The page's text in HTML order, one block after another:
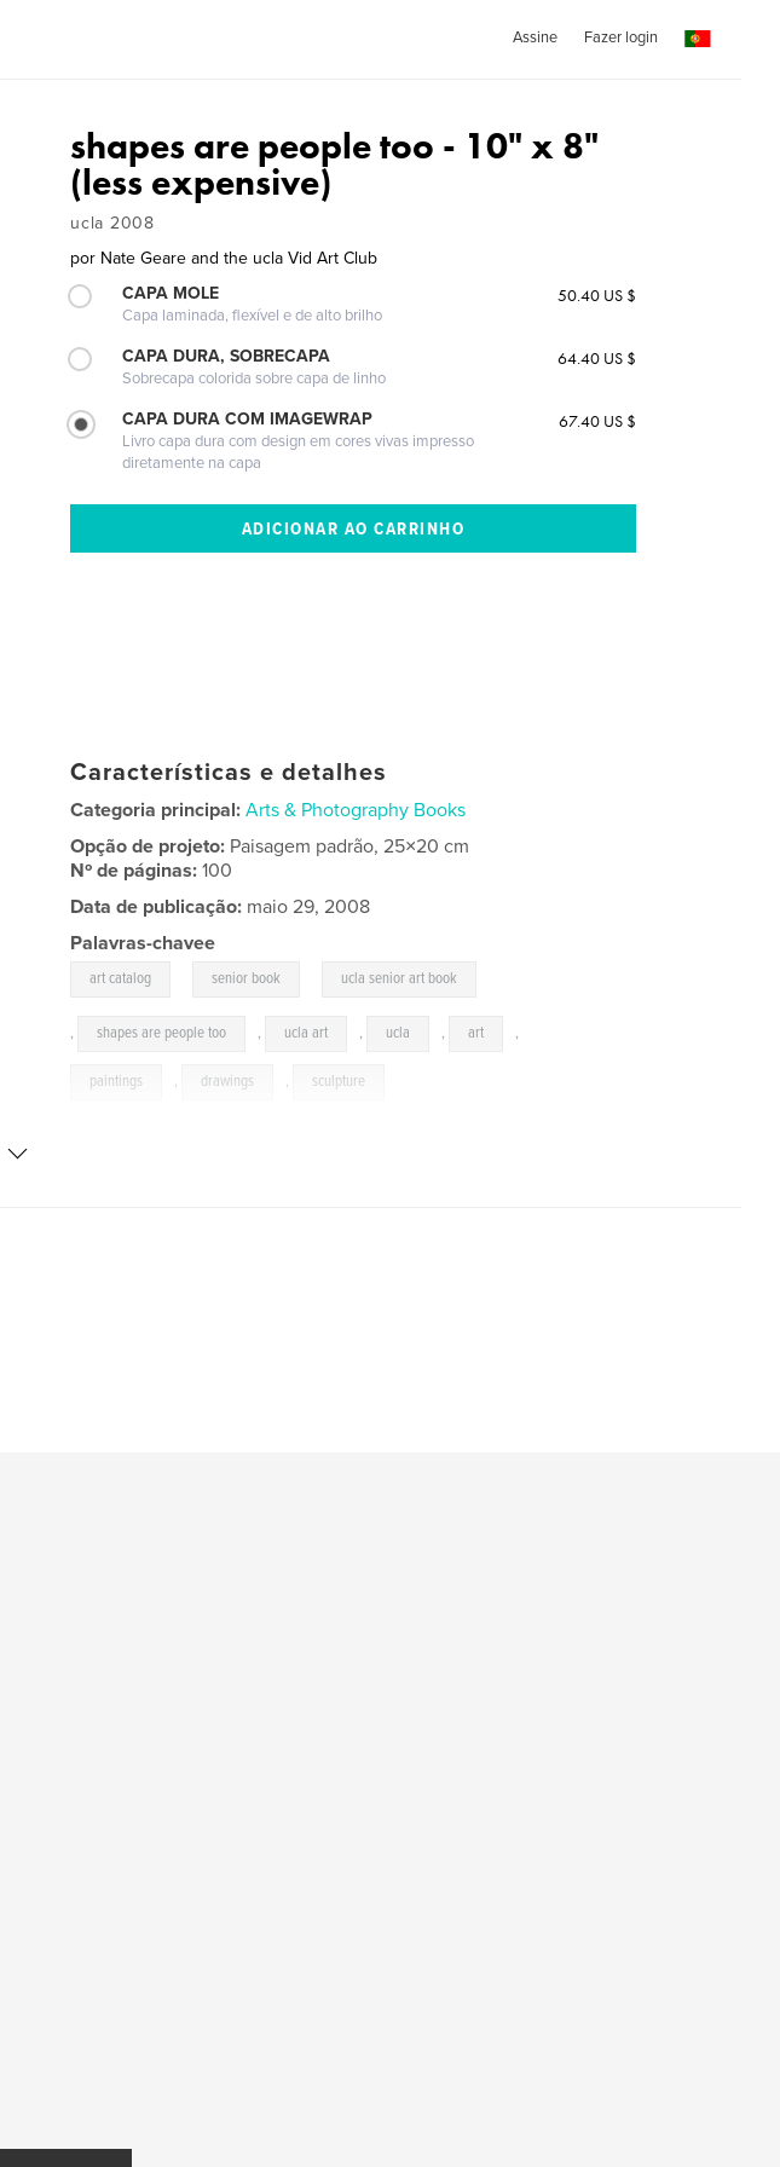
Assine Fazer login
shapes are people too - 10" x 8"
(less expensive)
ucla 2008
por Nate Geare and the ucla Vid Art Club
CAPA MOLE
Capa laminada, flexível e de alto brilho
50.40 US $
CAPA DURA, SOBRECAPA
Sobrecapa colorida sobre capa de linho
64.40 US $
CAPA DURA COM IMAGEWRAP
Livro capa dura com design em cores vivas impresso
diretamente na capa
67.40 US $
Características e detalhes
Categoria principal: Arts & Photography Books
Opção de projeto: Paisagem padrão, 25×20 cm
Nº de páginas:100
Data de publicação: maio 29, 2008
Palavras-chavee
art catalog senior book ucla senior art book
, shapes are people too , ucla art , ucla , art ,
paintings , drawings , sculpture